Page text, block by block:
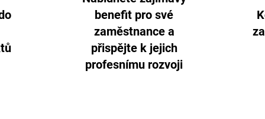
benefit pro své
zaměstnance a
přispějte k jejich
profesnímu rozvoji